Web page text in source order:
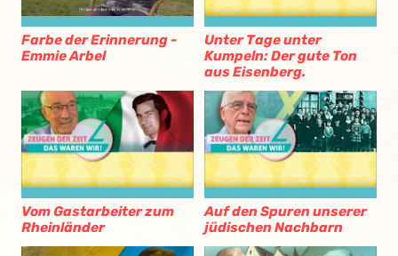
Farbe der Erinnerung -
Emmie Arbel
Unter Tage unter
Kumpeln: Der gute Ton
aus Eisenberg.
Vom Gastarbeiter zum
Rheinländer
Auf den Spuren unserer
jüdischen Nachbarn